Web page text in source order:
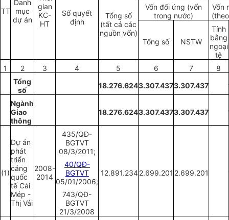
TT
Danh
mục
dự án
gian
KC-
HT
Số quyết
định
Tổng số
(tất cả các
nguồn vốn)
Vốn đối ứng (vốn
trong nước)
Vốn
Tổng số NSTW
Tính
bằng
ngoại
tệ
1
2 3 4 5 6 7
8
Tổng
số
18.276.6243.307.4373.307.437
Ngành
Giao
thông
18.276.6243.307.4373.307.437
(1)
Dự án
phát
triển
cảng
quốc
tế Cái
Mép -
Thị Vải
2008-
2014
435/QĐ-
BGTVT
08/3/2011;
40/QĐ-
BGTVT
05/01/2006;
743/QĐ-
BGTVT
21/3/2008
12.891.2342.699.201 2.699.201